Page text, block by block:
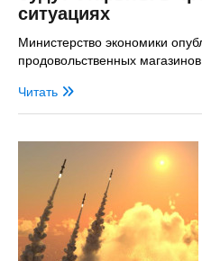
ситуациях
Министерство экономики
продовольственных
Читать